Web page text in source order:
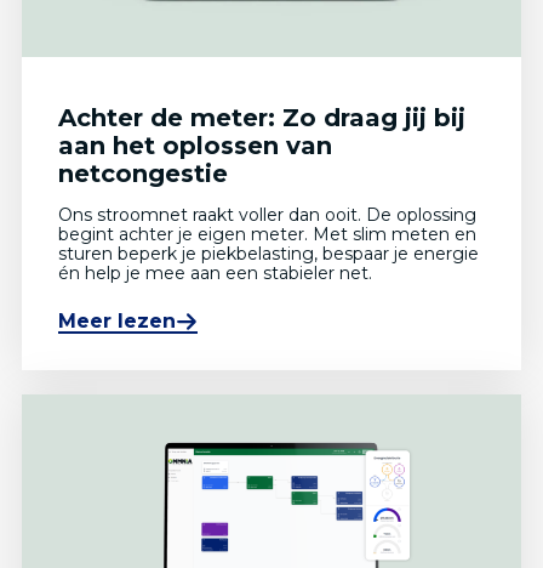
Achter de meter: Zo draag jij bij
aan het oplossen van
netcongestie
Ons stroomnet raakt voller dan ooit. De oplossing
begint achter je eigen meter. Met slim meten en
sturen beperk je piekbelasting, bespaar je energie
én help je mee aan een stabieler net.
Meer lezen